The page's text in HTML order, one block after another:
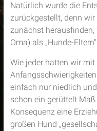
Natürlich wurde die
zurückgestellt, denn wir
zunächst
Oma) als „Hunde-
Wie jeder hatten wir
einfach nur niedlich
schon ein gerüttelt
Konsequenz eine
großen Hund